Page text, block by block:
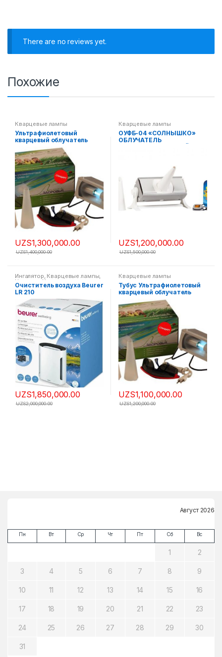
There are no reviews yet.
Похожие
Кварцевые лампы
Ультрафиолетовый
кварцевый облучатель
ОУФК-01 » Семейный»
(завод им Попова)
UZS1,300,000.00
UZS1,400,000.00
Кварцевые лампы
ОУФБ-04 «СОЛНЫШКО»
ОБЛУЧАТЕЛЬ
UZS1,200,000.00
UZS1,500,000.00
Ингалятор, Кварцевые лампы,
Новинки Хиты продаж
Очиститель воздуха Beurer
LR 210
UZS1,850,000.00
UZS2,000,000.00
Кварцевые лампы
Тубус Ультрафиолетовый
кварцевый облучатель
ОУФК-01 » Стандарт»
(завод им Попова)
UZS1,100,000.00
UZS1,200,000.00
Август 2026
Пн Вт Ср Чт Пт Сб Вс
1 2
3 4 5 6 7 8 9
10 11 12 13 14 15 16
17 18 19 20 21 22 23
24 25 26 27 28 29 30
31